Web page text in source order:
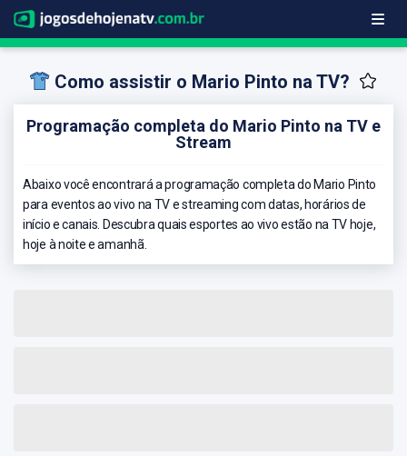
Como assistir o Mario Pinto na TV?
Programação completa do Mario Pinto na TV e
Stream
Abaixo você encontrará a programação completa do Mario Pinto
para eventos ao vivo na TV e streaming com datas, horários de
início e canais. Descubra quais esportes ao vivo estão na TV hoje,
hoje à noite e amanhã.